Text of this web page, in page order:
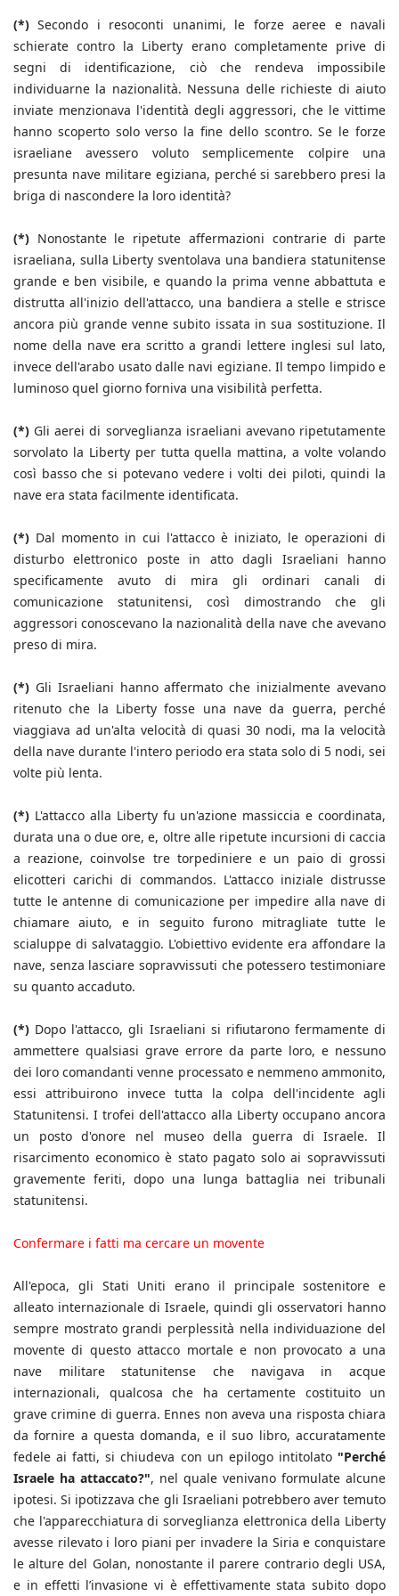
(*)Secondo i resoconti unanimi, le forze aeree e navali
schierate contro la Liberty erano completamente prive di
segni di identificazione, ciò che rendeva impossibile
individuarne la nazionalità. Nessuna delle richieste di aiuto
inviate menzionava l'identità degli aggressori, che le vittime
hanno scoperto solo verso la fine dello scontro. Se le forze
israeliane avessero voluto semplicemente colpire una
presunta nave militare egiziana, perché si sarebbero presi la
briga di nascondere la loro identità?
(*) Nonostante le ripetute affermazioni contrarie di parte
israeliana, sulla Liberty sventolava una bandiera statunitense
grande e ben visibile, e quando la prima venne abbattuta e
distrutta all'inizio dell'attacco, una bandiera a stelle e strisce
ancora più grande venne subito issata in sua sostituzione. Il
nome della nave era scritto a grandi lettere inglesi sul lato,
invece dell'arabo usato dalle navi egiziane. Il tempo limpido e
luminoso quel giorno forniva una visibilità perfetta.
(*) Gli aerei di sorveglianza israeliani avevano ripetutamente
sorvolato la Liberty per tutta quella mattina, a volte volando
così basso che si potevano vedere i volti dei piloti, quindi la
nave era stata facilmente identificata.
(*) Dal momento in cui l'attacco è iniziato, le operazioni di
disturbo elettronico poste in atto dagli Israeliani hanno
specificamente avuto di mira gli ordinari canali di
comunicazione statunitensi, così dimostrando che gli
aggressori conoscevano la nazionalità della nave che avevano
preso di mira.
(*) Gli Israeliani hanno affermato che inizialmente avevano
ritenuto che la Liberty fosse una nave da guerra, perché
viaggiava ad un'alta velocità di quasi 30 nodi, ma la velocità
della nave durante l'intero periodo era stata solo di 5 nodi, sei
volte più lenta.
(*) L'attacco alla Liberty fu un'azione massiccia e coordinata,
durata una o due ore, e, oltre alle ripetute incursioni di caccia
a reazione, coinvolse tre torpediniere e un paio di grossi
elicotteri carichi di commandos. L'attacco iniziale distrusse
tutte le antenne di comunicazione per impedire alla nave di
chiamare aiuto, e in seguito furono mitragliate tutte le
scialuppe di salvataggio. L'obiettivo evidente era affondare la
nave, senza lasciare sopravvissuti che potessero testimoniare
su quanto accaduto.
(*) Dopo l'attacco, gli Israeliani si rifiutarono fermamente di
ammettere qualsiasi grave errore da parte loro, e nessuno
dei loro comandanti venne processato e nemmeno ammonito,
essi attribuirono invece tutta la colpa dell'incidente agli
Statunitensi. I trofei dell'attacco alla Liberty occupano ancora
un posto d'onore nel museo della guerra di Israele. Il
risarcimento economico è stato pagato solo ai sopravvissuti
gravemente feriti, dopo una lunga battaglia nei tribunali
statunitensi.
Confermare i fatti ma cercare un movente
All'epoca, gli Stati Uniti erano il principale sostenitore e
alleato internazionale di Israele, quindi gli osservatori hanno
sempre mostrato grandi perplessità nella individuazione del
movente di questo attacco mortale e non provocato a una
nave militare statunitense che navigava in acque
internazionali, qualcosa che ha certamente costituito un
grave crimine di guerra. Ennes non aveva una risposta chiara
da fornire a questa domanda, e il suo libro, accuratamente
fedele ai fatti, si chiudeva con un epilogo intitolato "Perché
Israele ha attaccato?", nel quale venivano formulate alcune
ipotesi. Si ipotizzava che gli Israeliani potrebbero aver temuto
che l'apparecchiatura di sorveglianza elettronica della Liberty
avesse rilevato i loro piani per invadere la Siria e conquistare
le alture del Golan, nonostante il parere contrario degli USA,
e in effetti l’invasione vi è effettivamente stata subito dopo